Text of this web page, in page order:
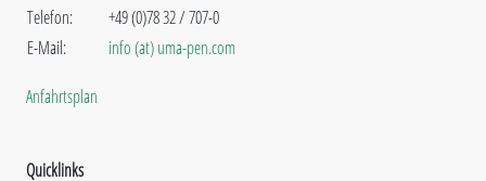
Telefon:
E-Mail:
+49 (0)78 32 / 707-0
info (at) uma-pen.com
Anfahrtsplan
Quicklinks